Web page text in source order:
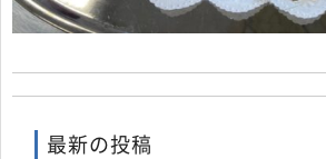
最新の投稿